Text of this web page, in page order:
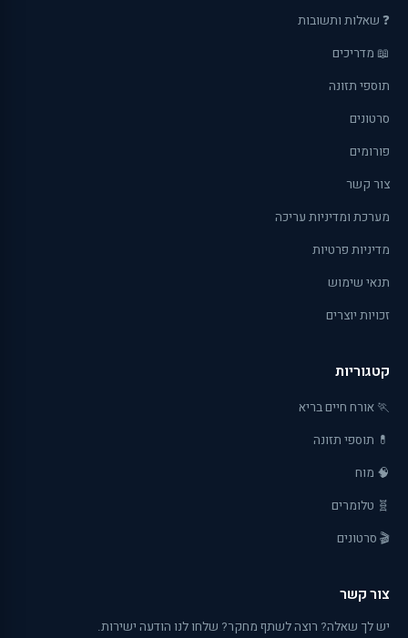
❓ שאלות ותשובות
📖 מדריכים
תוספי תזונה
סרטונים
פורומים
צור קשר
מערכת ומדיניות עריכה
מדיניות פרטיות
תנאי שימוש
זכויות יוצרים
קטגוריות
🏃 אורח חיים בריא
💊 תוספי תזונה
🧠 מוח
🧬 טלומרים
🎬 סרטונים
צור קשר
יש לך שאלה? רוצה לשתף מחקר? שלחו לנו הודעה ישירות.